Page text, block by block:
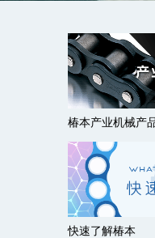
椿本产业机械产
快速了解椿本